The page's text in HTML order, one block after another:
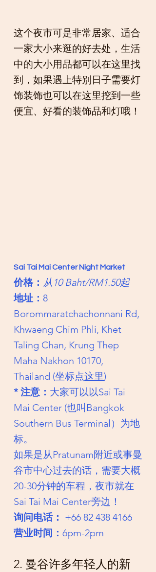
这个夜市可是非常居家、适合
一家大小来逛的好去处，生活
中的大小用品都可以在这里找
到，如果遇上特别日子需要灯
饰装饰也可以在这里挖到一些
便宜、好看的装饰品和灯哦！
Sai Tai Mai Center Night Market
价格： 从10 Baht/RM1.50起
地址： 8
Borommaratchachonnani Rd,
Khwaeng Chim Phli, Khet
Taling Chan, Krung Thep
Maha Nakhon 10170,
Thailand (坐标点这里)
* 注意： 大家可以以Sai Tai
Mai Center (也叫Bangkok
Southern Bus Terminal）为地
标。
如果是从Pratunam附近或事曼
谷市中心过去的话，需要大概
20-30分钟的车程，夜市就在
Sai Tai Mai Center旁边！
询问电话： +66 82 438 4166
营业时间： 6pm-2pm
2. 曼谷许多年轻人的新